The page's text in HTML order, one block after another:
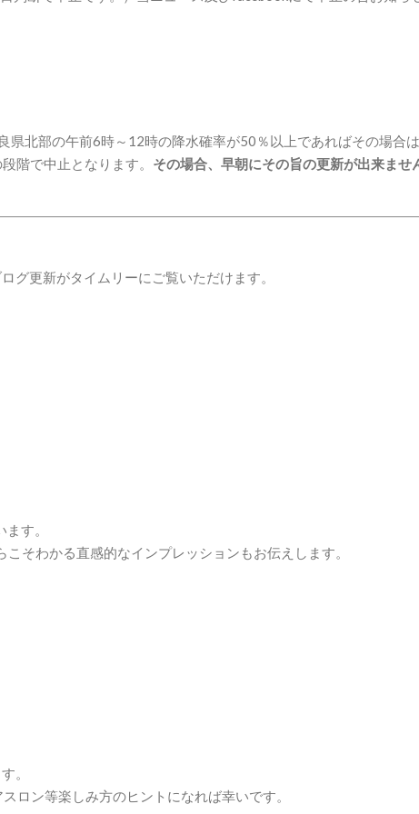
北部の午前6時～12時の降水確率が50％以上であればその場合
階で中止となります。 その場合、早朝にその旨の更新が出来ませ
グ更新がタイムリーにご覧いただけます。
す。
そわかる直感的なインプレッションもお伝えします。
。
ロン等楽しみ方のヒントになれば幸いです。